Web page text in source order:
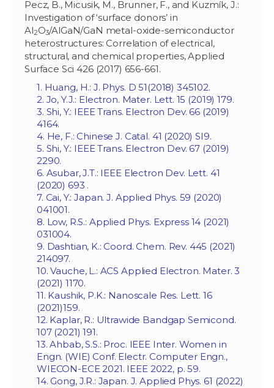
Pecz, B., Micusik, M., Brunner, F., and Kuzmík, J.:
Investigation of ‘surface donors’ in
Al2O3/AlGaN/GaN metal-oxide-semiconductor
heterostructures: Correlation of electrical,
structural, and chemical properties, Applied
Surface Sci 426 (2017) 656-661.
1. Huang, H.: J. Phys. D 51(2018) 345102.
2. Jo, Y.J.: Electron. Mater. Lett. 15 (2019) 179.
3. Shi, Y.: IEEE Trans. Electron Dev. 66 (2019)
4164.
4. He, F.: Chinese J. Catal. 41 (2020) SI9.
5. Shi, Y.: IEEE Trans. Electron Dev. 67 (2019)
2290.
6. Asubar, J.T.: IEEE Electron Dev. Lett. 41
(2020) ‏ 693.
7. Cai, Y.: Japan. J. Applied Phys. 59 (2020)
041001.
8. Low, R.S.: Applied Phys. Express 14 (2021)
031004.
9. Dashtian, K.: Coord. Chem. Rev. 445 (2021)
214097.
10. Vauche, L.: ACS Applied Electron. Mater. 3
(2021) 1170.
11. Kaushik, P.K.: Nanoscale Res. Lett. 16
(2021)159.
12. Kaplar, R.: Ultrawide Bandgap Semicond.
107 (2021) 191.
13. Ahbab, S.S.: Proc. IEEE Inter. Women in
Engn. (WIE) Conf. Electr. Computer Engn.,
WIECON-ECE 2021. IEEE 2022, p. 59.
14. Gong, J.R.: Japan. J. Applied Phys. 61 (2022)